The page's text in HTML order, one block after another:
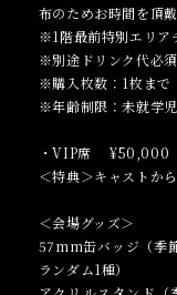
布のためお時間を頂
※1階最前特別エリア
※別途ドリンク代必須
※購入枚数：1枚まで
※年齢制限：未就学
・VIP席 ¥50,000（
＜特典＞キャストか
＜会場グッズ＞
57mm缶バッジ（季
ランダム1種）